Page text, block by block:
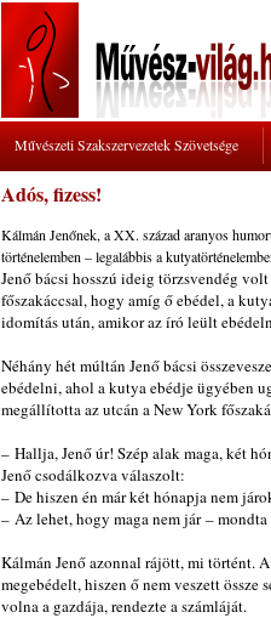
Művészeti Szakszervezetek Szövetsége
Adós, fizess!
Kálmán Jenőnek, a XX. század aranyos
történelemben – legalábbis a
Jenő bácsi hosszú ideig törzsvendég
főszakáccsal, hogy amíg ő ebédel, a
idomítás után, amikor az író leült
Néhány hét múltán Jenő bácsi
ebédelni, ahol a kutya ebédje ügyében
megállította az utcán a New York
– Hallja, Jenő úr! Szép alak maga, két
Jenő csodálkozva válaszolt:
– De hiszen én már két hónapja nem
– Az lehet, hogy maga nem jár –
Kálmán Jenő azonnal rájött, mi történt.
megebédelt, hiszen ő nem veszett
volna a gazdája, rendezte a számláját.